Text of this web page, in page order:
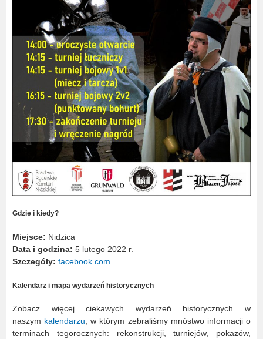
Gdzie i kiedy?
Miejsce: Nidzica
Data i godzina: 5 lutego 2022 r.
Szczegóły: facebook.com
Kalendarz i mapa wydarzeń historycznych
Zobacz więcej ciekawych wydarzeń historycznych w
naszym kalendarzu, w którym zebraliśmy mnóstwo informacji o
terminach tegorocznych: rekonstrukcji, turniejów, pokazów,